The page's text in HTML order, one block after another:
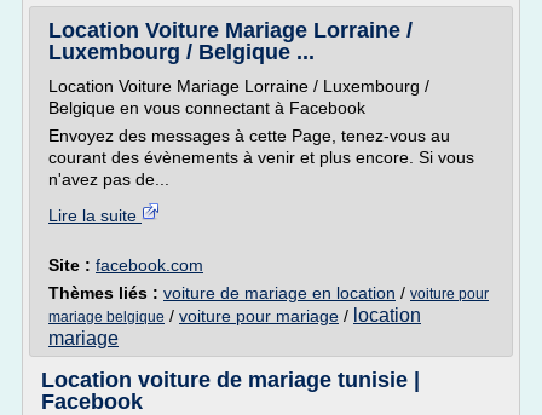
Location Voiture Mariage Lorraine /
Luxembourg / Belgique ...
Location Voiture Mariage Lorraine / Luxembourg /
Belgique en vous connectant à Facebook
Envoyez des messages à cette Page, tenez-vous au
courant des évènements à venir et plus encore. Si vous
n'avez pas de...
Lire la suite
Site : facebook.com
Thèmes liés : voiture de mariage en location / voiture pour
mariage belgique / voiture pour mariage / location
mariage
Location voiture de mariage tunisie |
Facebook